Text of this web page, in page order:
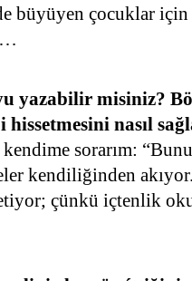
büyüyen çocuklar için
yazabilir misiniz?
nasıl
sorarım: “Bunu
kendiliğinden
çünkü içtenlik